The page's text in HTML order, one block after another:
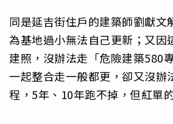
同是延吉街住戶的建築師劉獻文
為基地過小無法自己更新；又因
建照，沒辦法走「危險建築580
一起整合走一般都更，卻又沒辦
程，5年、10年跑不掉，但紅單